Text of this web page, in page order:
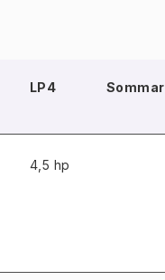
LP4 Sommar
4,5 hp